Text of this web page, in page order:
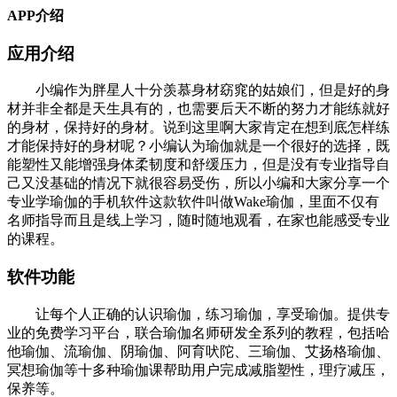
APP介绍
应用介绍
小编作为胖星人十分羡慕身材窈窕的姑娘们，但是好的身
材并非全都是天生具有的，也需要后天不断的努力才能练就好
的身材，保持好的身材。说到这里啊大家肯定在想到底怎样练
才能保持好的身材呢？小编认为瑜伽就是一个很好的选择，既
能塑性又能增强身体柔韧度和舒缓压力，但是没有专业指导自
己又没基础的情况下就很容易受伤，所以小编和大家分享一个
专业学瑜伽的手机软件这款软件叫做Wake瑜伽，里面不仅有
名师指导而且是线上学习，随时随地观看，在家也能感受专业
的课程。
软件功能
让每个人正确的认识瑜伽，练习瑜伽，享受瑜伽。提供专
业的免费学习平台，联合瑜伽名师研发全系列的教程，包括哈
他瑜伽、流瑜伽、阴瑜伽、阿育吠陀、三瑜伽、艾扬格瑜伽、
冥想瑜伽等十多种瑜伽课帮助用户完成减脂塑性，理疗减压，
保养等。